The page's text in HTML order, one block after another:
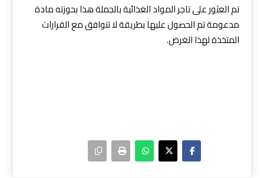
تم العثور على تاجر المواد الغذائية بالجملة هذا بحوزته مادة
مدعومة تم الحصول عليها بطريقة لا تتوافق مع القرارات
المتخذة لهذا الغرض.